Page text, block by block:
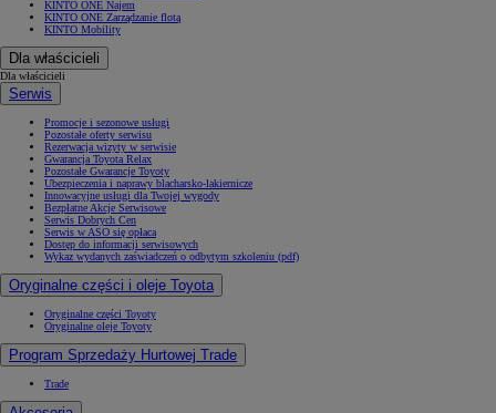
KINTO ONE Najem
KINTO ONE Zarządzanie flotą
KINTO Mobility
Dla właścicieli
Dla właścicieli
Serwis
Promocje i sezonowe usługi
Pozostałe oferty serwisu
Rezerwacja wizyty w serwisie
Gwarancja Toyota Relax
Pozostałe Gwarancje Toyoty
Ubezpieczenia i naprawy blacharsko-lakiernicze
Innowacyjne usługi dla Twojej wygody
Bezpłatne Akcje Serwisowe
Serwis Dobrych Cen
Serwis w ASO się opłaca
Dostęp do informacji serwisowych
Wykaz wydanych zaświadczeń o odbytym szkoleniu (pdf)
Oryginalne części i oleje Toyota
Oryginalne części Toyoty
Oryginalne oleje Toyoty
Program Sprzedaży Hurtowej Trade
Trade